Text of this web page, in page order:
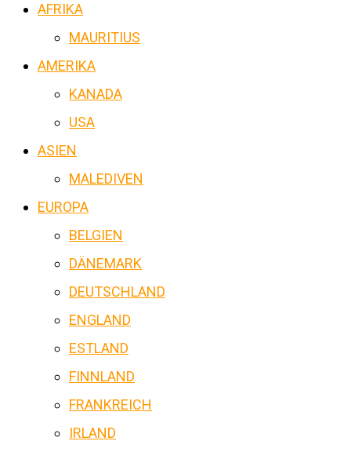
AFRIKA
MAURITIUS
AMERIKA
KANADA
USA
ASIEN
MALEDIVEN
EUROPA
BELGIEN
DÄNEMARK
DEUTSCHLAND
ENGLAND
ESTLAND
FINNLAND
FRANKREICH
IRLAND